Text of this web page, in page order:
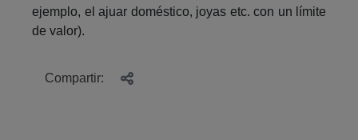
ejemplo, el ajuar doméstico, joyas etc. con un límite
de valor).
Compartir: